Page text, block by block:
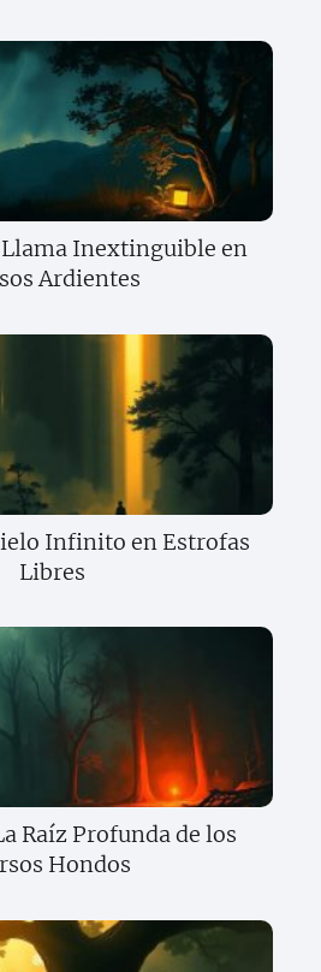
Llama Inextinguible en
Ardientes
Infinito en Estrofas
Libres
Raíz Profunda de los
Hondos